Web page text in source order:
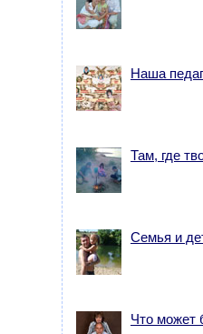
Наша
Там, где
Семья и
Что может